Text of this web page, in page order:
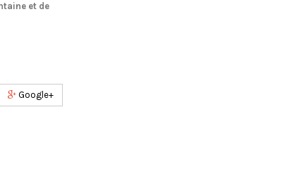
et de
Google+